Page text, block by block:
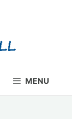
MENU